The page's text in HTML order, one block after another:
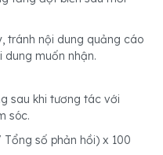
tránh nội dung quảng cáo
dung muốn nhận.
sau khi tương tác với
sóc.
số phản hồi) x 100